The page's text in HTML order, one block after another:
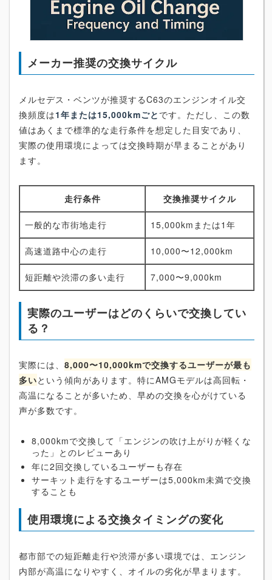
メーカー推奨の交換サイクル
メルセデス・ベンツが推奨するC63のエンジンオイル交
換頻度は1年または15,000kmごと です。ただし、この数
値はあくまで標準的な走行条件を想定した目安であり、
実際の使用環境によっては交換時期が早まることがあり
ます。
走行条件 交換推奨サイクル
一般的な市街地走行 15,000kmまたは1年
高速道路中心の走行 10,000〜12,000km
短距離や渋滞の多い走行 7,000〜9,000km
実際のユーザーはどのくらいで交換してい
る？
実際には、 8,000〜10,000kmで交換するユーザーが最も
多いという傾向があります。特にAMGモデルは高回転・
高温になることが多いため、早めの交換を心がけている
声が多数です。
8,000kmで交換して「エンジンの吹け上がりが軽くな
った」とのレビューあり
年に2回交換しているユーザーも存在
サーキット走行をするユーザーは5,000km未満で交換
することも
使用環境による交換タイミングの変化
都市部での短距離走行や渋滞が多い環境では、エンジン
内部が高温になりやすく、オイルの劣化が早まります。